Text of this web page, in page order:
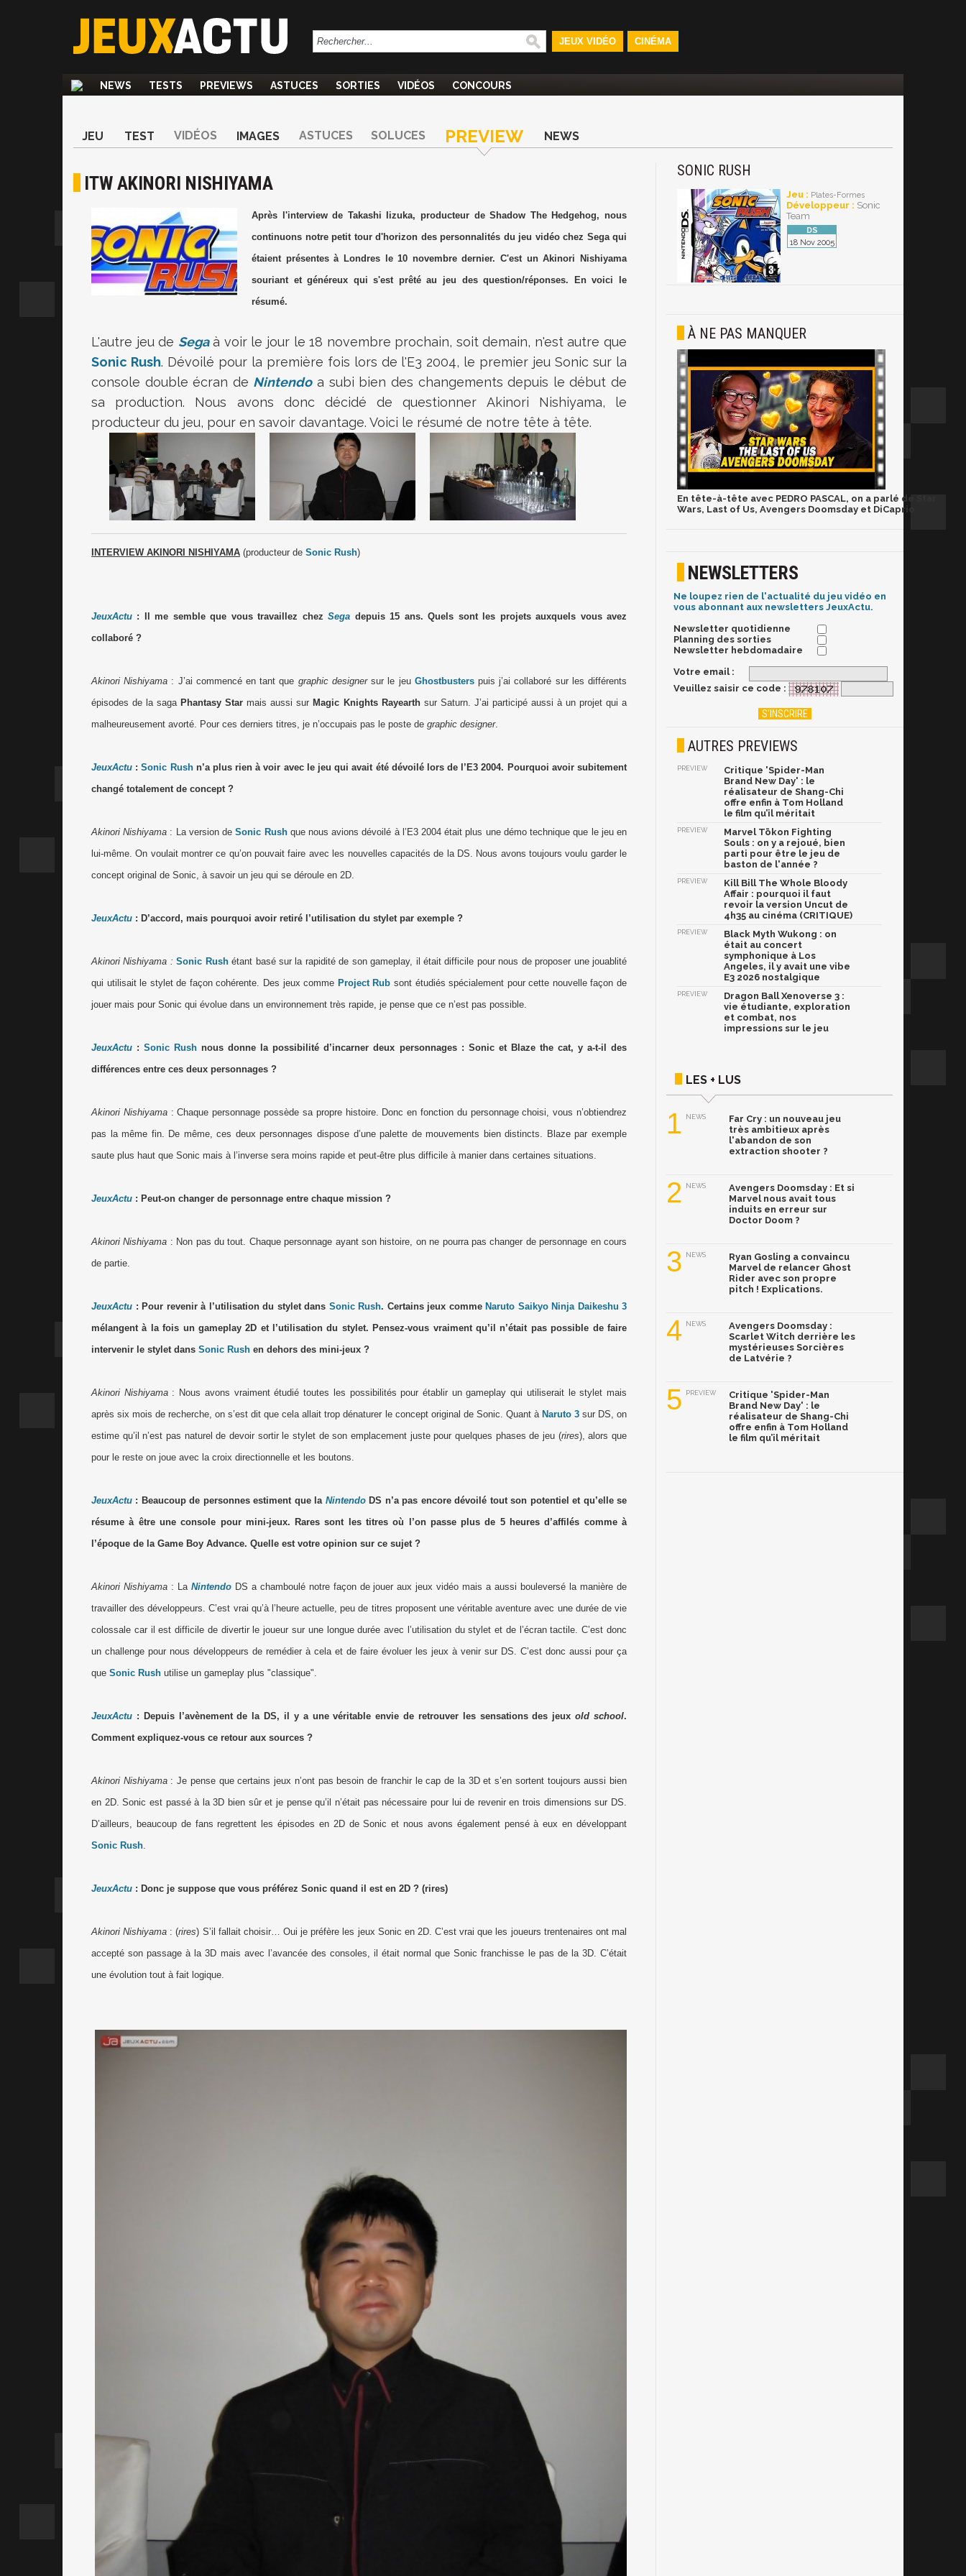
JEUX VIDÉO CINÉMA
NEWS TESTS PREVIEWS ASTUCES SORTIES VIDÉOS CONCOURS
JEU TEST VIDÉOS IMAGES ASTUCES SOLUCES PREVIEW NEWS
ITW AKINORI NISHIYAMA
Après l'interview de Takashi Iizuka, producteur de Shadow The Hedgehog, nous
continuons notre petit tour d'horizon des personnalités du jeu vidéo chez Sega qui
étaient présentes à Londres le 10 novembre dernier. C'est un Akinori Nishiyama
souriant et généreux qui s'est prêté au jeu des question/réponses. En voici le
résumé.
L'autre jeu de Segaà voir le jour le 18 novembre prochain, soit demain, n'est autre que
Sonic Rush. Dévoilé pour la première fois lors de l'E3 2004, le premier jeu Sonic sur la
console double écran de Nintendoa subi bien des changements depuis le début de
sa production. Nous avons donc décidé de questionner Akinori Nishiyama, le
producteur du jeu, pour en savoir davantage. Voici le résumé de notre tête à tête.
INTERVIEW AKINORI NISHIYAMA (producteur de Sonic Rush)
JeuxActu : Il me semble que vous travaillez chezSega depuis 15 ans. Quels sont les projets auxquels vous avez
collaboré ?
Akinori Nishiyama : J’ai commencé en tant que graphic designersur le jeu Ghostbusterspuis j’ai collaboré sur les différents
épisodes de la saga Phantasy Star mais aussi sur Magic Knights Rayearthsur Saturn. J’ai participé aussi à un projet qui a
malheureusement avorté. Pour ces derniers titres, je n’occupais pas le poste de graphic designer.
JeuxActu :Sonic Rushn’a plus rien à voir avec le jeu qui avait été dévoilé lors de l’E3 2004. Pourquoi avoir subitement
changé totalement de concept ?
Akinori Nishiyama : La version deSonic Rushque nous avions dévoilé à l’E3 2004 était plus une démo technique que le jeu en
lui-même. On voulait montrer ce qu’on pouvait faire avec les nouvelles capacités de la DS. Nous avons toujours voulu garder le
concept original de Sonic, à savoir un jeu qui se déroule en 2D.
JeuxActu : D’accord, mais pourquoi avoir retiré l’utilisation du stylet par exemple ?
Akinori Nishiyama :Sonic Rushétant basé sur la rapidité de son gameplay, il était difficile pour nous de proposer une jouablité
qui utilisait le stylet de façon cohérente. Des jeux comme Project Rub sont étudiés spécialement pour cette nouvelle façon de
jouer mais pour Sonic qui évolue dans un environnement très rapide, je pense que ce n’est pas possible.
JeuxActu :Sonic Rush nous donne la possibilité d’incarner deux personnages : Sonic et Blaze the cat, y a-t-il des
différences entre ces deux personnages ?
Akinori Nishiyama: Chaque personnage possède sa propre histoire. Donc en fonction du personnage choisi, vous n’obtiendrez
pas la même fin. De même, ces deux personnages dispose d’une palette de mouvements bien distincts. Blaze par exemple
saute plus haut que Sonic mais à l’inverse sera moins rapide et peut-être plus difficile à manier dans certaines situations.
JeuxActu : Peut-on changer de personnage entre chaque mission ?
Akinori Nishiyama : Non pas du tout. Chaque personnage ayant son histoire, on ne pourra pas changer de personnage en cours
de partie.
JeuxActu : Pour revenir à l’utilisation du stylet dans Sonic Rush. Certains jeux comme Naruto Saikyo Ninja Daikeshu 3
mélangent à la fois un gameplay 2D et l’utilisation du stylet. Pensez-vous vraiment qu’il n’était pas possible de faire
intervenir le stylet dans Sonic Rush en dehors des mini-jeux ?
Akinori Nishiyama: Nous avons vraiment étudié toutes les possibilités pour établir un gameplay qui utiliserait le stylet mais
après six mois de recherche, on s’est dit que cela allait trop dénaturer le concept original de Sonic. Quant à Naruto 3sur DS, on
estime qu’il n’est pas naturel de devoir sortir le stylet de son emplacement juste pour quelques phases de jeu (rires), alors que
pour le reste on joue avec la croix directionnelle et les boutons.
JeuxActu : Beaucoup de personnes estiment que la NintendoDS n’a pas encore dévoilé tout son potentiel et qu’elle se
résume à être une console pour mini-jeux. Rares sont les titres où l’on passe plus de 5 heures d’affilés comme à
l’époque de la Game Boy Advance. Quelle est votre opinion sur ce sujet ?
Akinori Nishiyama: La NintendoDS a chamboulé notre façon de jouer aux jeux vidéo mais a aussi bouleversé la manière de
travailler des développeurs. C’est vrai qu’à l’heure actuelle, peu de titres proposent une véritable aventure avec une durée de vie
colossale car il est difficile de divertir le joueur sur une longue durée avec l’utilisation du stylet et de l’écran tactile. C’est donc
un challenge pour nous développeurs de remédier à cela et de faire évoluer les jeux à venir sur DS. C’est donc aussi pour ça
que Sonic Rush utilise un gameplay plus "classique".
JeuxActu : Depuis l’avènement de la DS, il y a une véritable envie de retrouver les sensations des jeuxold school.
Comment expliquez-vous ce retour aux sources ?
Akinori Nishiyama: Je pense que certains jeux n’ont pas besoin de franchir le cap de la 3D et s’en sortent toujours aussi bien
en 2D. Sonic est passé à la 3D bien sûr et je pense qu’il n’était pas nécessaire pour lui de revenir en trois dimensions sur DS.
D’ailleurs, beaucoup de fans regrettent les épisodes en 2D de Sonic et nous avons également pensé à eux en développant
Sonic Rush.
JeuxActu : Donc je suppose que vous préférez Sonic quand il est en 2D ? (rires)
Akinori Nishiyama : (rires) S’il fallait choisir… Oui je préfère les jeux Sonic en 2D. C’est vrai que les joueurs trentenaires ont mal
accepté son passage à la 3D mais avec l’avancée des consoles, il était normal que Sonic franchisse le pas de la 3D. C’était
une évolution tout à fait logique.
SONIC RUSH
Jeu : Plates-Formes
Développeur : Sonic
Team
18 Nov 2005
À NE PAS MANQUER
En tête-à-tête avec PEDRO PASCAL, on a parlé de Star
Wars, Last of Us, Avengers Doomsday et DiCaprio
NEWSLETTERS
Ne loupez rien de l'actualité du jeu vidéo en
vous abonnant aux newsletters JeuxActu.
Newsletter quotidienne
Planning des sorties
Newsletter hebdomadaire
Votre email :
Veuillez saisir ce code :
AUTRES PREVIEWS
PREVIEW
Critique 'Spider-Man
Brand New Day' : le
réalisateur de Shang-Chi
offre enfin à Tom Holland
le film qu’il méritait
PREVIEW
Marvel Tōkon Fighting
Souls : on y a rejoué, bien
parti pour être le jeu de
baston de l'année ?
PREVIEW
Kill Bill The Whole Bloody
Affair : pourquoi il faut
revoir la version Uncut de
4h35 au cinéma (CRITIQUE)
PREVIEW
Black Myth Wukong : on
était au concert
symphonique à Los
Angeles, il y avait une vibe
E3 2026 nostalgique
PREVIEW
Dragon Ball Xenoverse 3 :
vie étudiante, exploration
et combat, nos
impressions sur le jeu
LES + LUS
1 NEWS
Far Cry : un nouveau jeu
très ambitieux après
l'abandon de son
extraction shooter ?
2 NEWS
Avengers Doomsday : Et si
Marvel nous avait tous
induits en erreur sur
Doctor Doom ?
3 NEWS
Ryan Gosling a convaincu
Marvel de relancer Ghost
Rider avec son propre
pitch ! Explications.
4 NEWS
Avengers Doomsday :
Scarlet Witch derrière les
mystérieuses Sorcières
de Latvérie ?
5 PREVIEW
Critique 'Spider-Man
Brand New Day' : le
réalisateur de Shang-Chi
offre enfin à Tom Holland
le film qu’il méritait